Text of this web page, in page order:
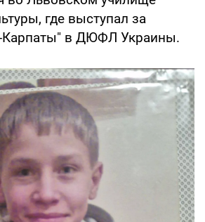
где выступал за
в ДЮФЛ Украины.